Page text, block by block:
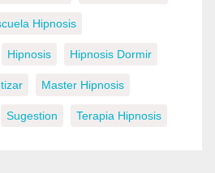
Hipnosis
Hipnosis Hipnosis Dormir
Master Hipnosis
Sugestion Terapia Hipnosis